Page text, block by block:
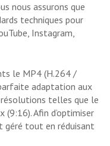
nous assurons que
techniques pour
Instagram,
le MP4 (H.264 /
adaptation aux
résolutions telles que le
Afin d’optimiser
géré tout en réduisant